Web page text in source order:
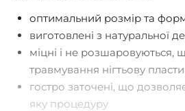
оптимальний розмір та
виготовлені з натуральної
міцні і не розшаровуються,
травмування нігтьову
гостро заточені, що
яку процедуру